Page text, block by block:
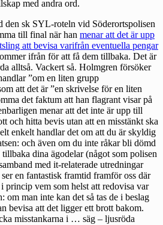
med andra ord.
den sk SYL-roteln vid Söderortspolisen
till final när han menar att det är upp
att bevisa varifrån eventuella pengar
ifrån för att få dem tillbaka. Det är
alltså. Vackert så. Holmgren försöker
”om en liten grupp
att det är ”en skrivelse för en liten
det faktum att han flagrant visar på
menar att det inte är upp till
och hitta bevis utan att en misstänkt ska
enkelt handlar det om att du är skyldig
och även om du inte råkar bli dömd
tillbaka dina ägodelar (något som polisen
med it-relaterade utredningar
en fantastisk framtid framför oss där
princip vem som helst att redovisa var
om man inte kan det så tas de i beslag
bevisa att det ligger ett brott bakom.
misstankarna i … säg – ljusröda